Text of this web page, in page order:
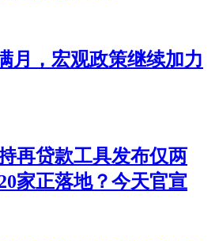
月，宏观政策继续加力
再贷款工具发布仅两
家正落地？今天官宣